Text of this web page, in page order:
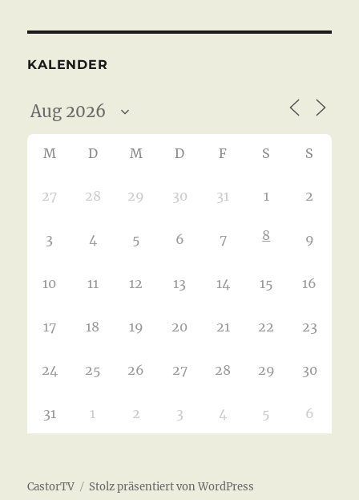
KALENDER
M D M D F S S
27 28 29 30 31 1 2
3 4 5 6 7 8 9
10 11 12 13 14 15 16
17 18 19 20 21 22 23
24 25 26 27 28 29 30
31 1 2 3 4 5 6
CastorTV Stolz präsentiert von WordPress